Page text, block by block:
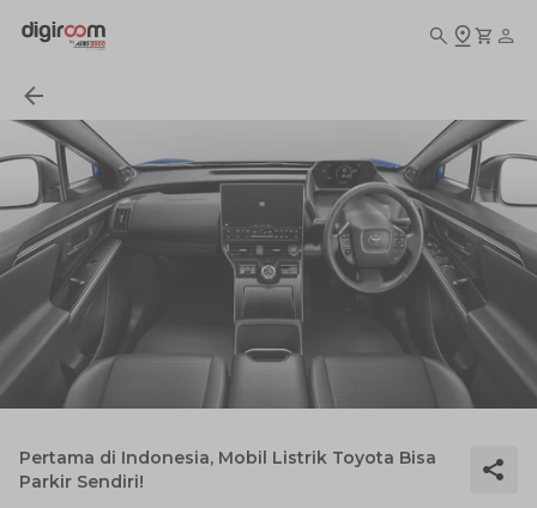
Pertama di Indonesia, Mobil Listrik Toyota Bisa
Parkir Sendiri!